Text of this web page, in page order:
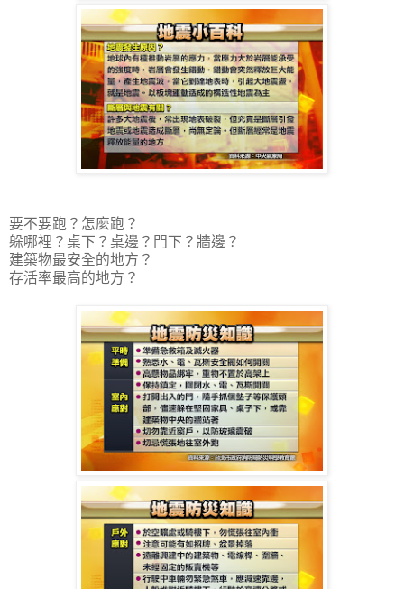
要不要跑？怎麼跑？
躲哪裡？桌下？桌邊？門下？牆邊？
建築物最安全的地方？
存活率最高的地方？